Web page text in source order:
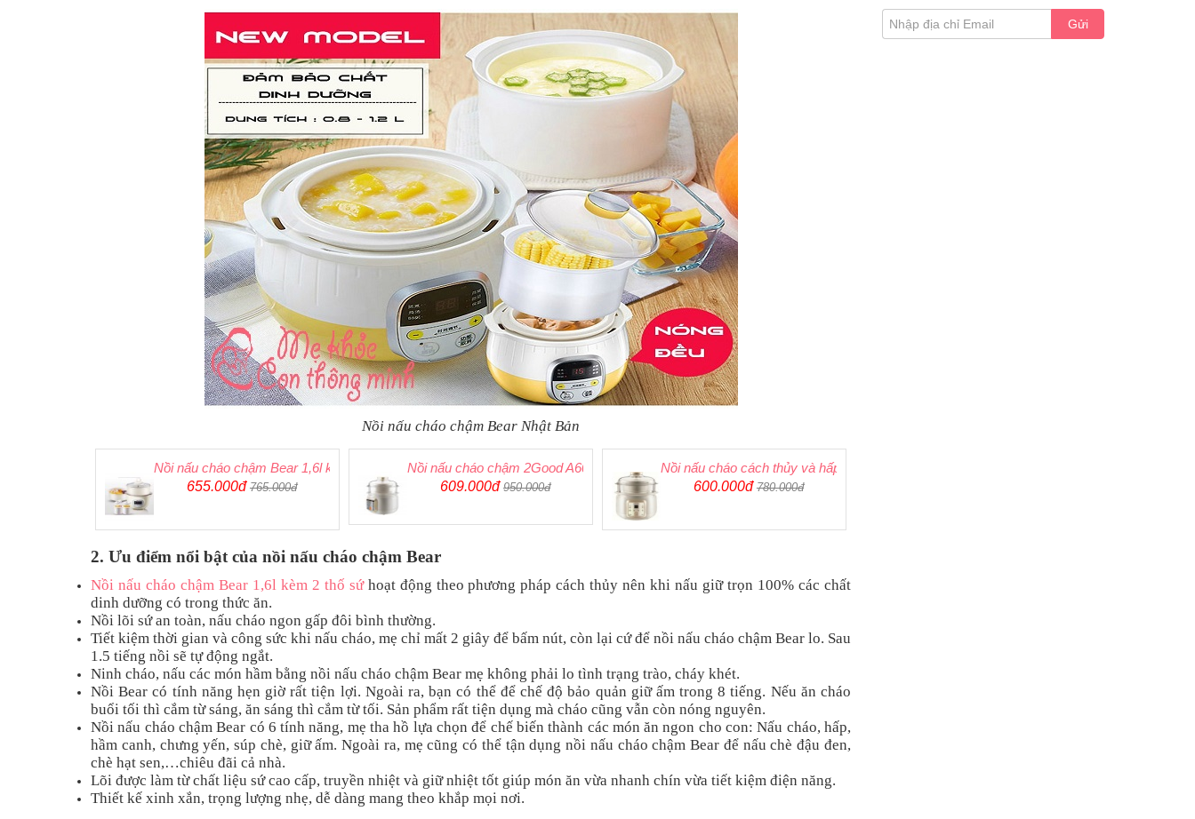
Nồi nấu cháo chậm Bear Nhật Bản
Nồi nấu cháo chậm Bear 1,6l kèm 2 thố sứ [Bảo Hành]
655.000đ 765.000đ
Nồi nấu cháo chậm 2Good A600 2 tầng
609.000đ 950.000đ
Nồi nấu cháo cách thủy và hấp đa năng Song Anh 1,5l
600.000đ 780.000đ
2. Ưu điểm nổi bật của nồi nấu cháo chậm Bear
Nồi nấu cháo chậm Bear 1,6l kèm 2 thố sứhoạt động theo phương pháp cách thủy nên khi nấu giữ trọn 100% các chất
dinh dưỡng có trong thức ăn.
Nồi lõi sứ an toàn, nấu cháo ngon gấp đôi bình thường.
Tiết kiệm thời gian và công sức khi nấu cháo, mẹ chỉ mất 2 giây để bấm nút, còn lại cứ để nồi nấu cháo chậm Bear lo. Sau
1.5 tiếng nồi sẽ tự động ngắt.
Ninh cháo, nấu các món hầm bằng nồi nấu cháo chậm Bear mẹ không phải lo tình trạng trào, cháy khét.
Nồi Bear có tính năng hẹn giờ rất tiện lợi. Ngoài ra, bạn có thể để chế độ bảo quản giữ ấm trong 8 tiếng. Nếu ăn cháo
buổi tối thì cắm từ sáng, ăn sáng thì cắm từ tối. Sản phẩm rất tiện dụng mà cháo cũng vẫn còn nóng nguyên.
Nồi nấu cháo chậm Bear có 6 tính năng, mẹ tha hồ lựa chọn để chế biến thành các món ăn ngon cho con: Nấu cháo, hấp,
hầm canh, chưng yến, súp chè, giữ ấm. Ngoài ra, mẹ cũng có thể tận dụng nồi nấu cháo chậm Bear để nấu chè đậu đen,
chè hạt sen,…chiêu đãi cả nhà.
Lõi được làm từ chất liệu sứ cao cấp, truyền nhiệt và giữ nhiệt tốt giúp món ăn vừa nhanh chín vừa tiết kiệm điện năng.
Thiết kế xinh xắn, trọng lượng nhẹ, dễ dàng mang theo khắp mọi nơi.
Gửi